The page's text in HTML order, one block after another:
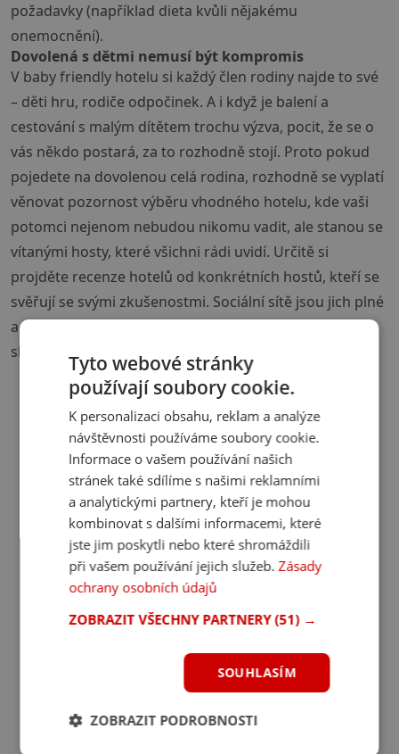
požadavky (například dieta kvůli nějakému
onemocnění).
Dovolená s dětmi nemusí být kompromis
V baby friendly hotelu si každý člen rodiny najde to své
– děti hru, rodiče odpočinek. A i když je balení a
cestování s malým dítětem trochu výzva, pocit, že se o
vás někdo postará, za to rozhodně stojí. Proto pokud
pojedete na dovolenou celá rodina, rozhodně se vyplatí
věnovat pozornost výběru vhodného hotelu, kde vaši
potomci nejenom nebudou nikomu vadit, ale stanou se
vítanými hosty, které všichni rádi uvidí. Určitě si
projděte recenze hotelů od konkrétních hostů, kteří se
svěřují se svými zkušenostmi. Sociální sítě jsou jich plné
a jde o realistické zrcadlo, jak to ve vybraném místě
skutečně vypadá. I díky nim můžete vybrat dobře.
Tyto webové stránky
používají soubory cookie.
K personalizaci obsahu, reklam a analýze
návštěvnosti používáme soubory cookie.
Informace o vašem používání našich
stránek také sdílíme s našimi reklamními
a analytickými partnery, kteří je mohou
kombinovat s dalšími informacemi, které
jste jim poskytli nebo které shromáždili
při vašem používání jejich služeb.Zásady
ochrany osobních údajů
ZOBRAZIT VŠECHNY PARTNERY(51) →
SOUHLASÍM
ZOBRAZIT PODROBNOSTI